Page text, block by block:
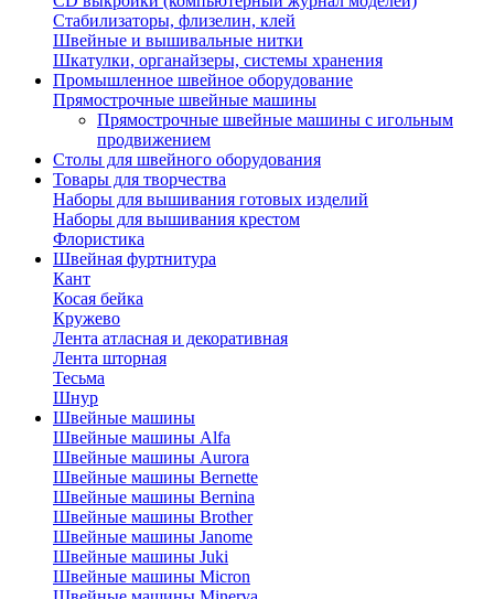
Стабилизаторы, флизелин, клей
Швейные и вышивальные нитки
Шкатулки, органайзеры, системы хранения
Промышленное швейное оборудование
Прямострочные швейные машины
Прямострочные швейные машины с игольным
продвижением
Столы для швейного оборудования
Товары для творчества
Наборы для вышивания готовых изделий
Наборы для вышивания крестом
Флористика
Швейная фуртнитура
Кант
Косая бейка
Кружево
Лента aтласная и декоративная
Лента шторная
Тесьма
Шнур
Швейные машины
Швейные машины Alfa
Швейные машины Aurora
Швейные машины Bernette
Швейные машины Bernina
Швейные машины Brother
Швейные машины Janome
Швейные машины Juki
Швейные машины Micron